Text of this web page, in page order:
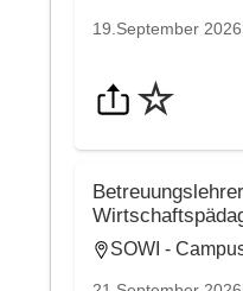
19.September 2026
☆
SOWI -